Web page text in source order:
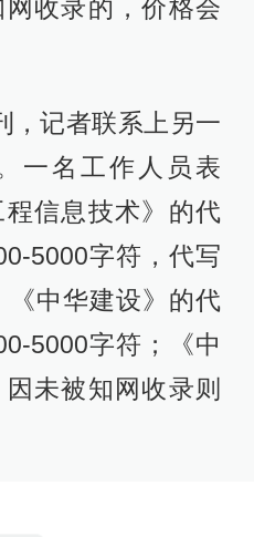
收录的，价格会
，记者联系上另一
一名工作人员表
信息技术》的代
5000字符，代写
中华建设》的代
5000字符；《中
未被知网收录则